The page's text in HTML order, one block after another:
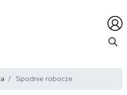
Spodnie robocze